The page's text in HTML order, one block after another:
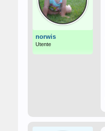
norwis
Utente